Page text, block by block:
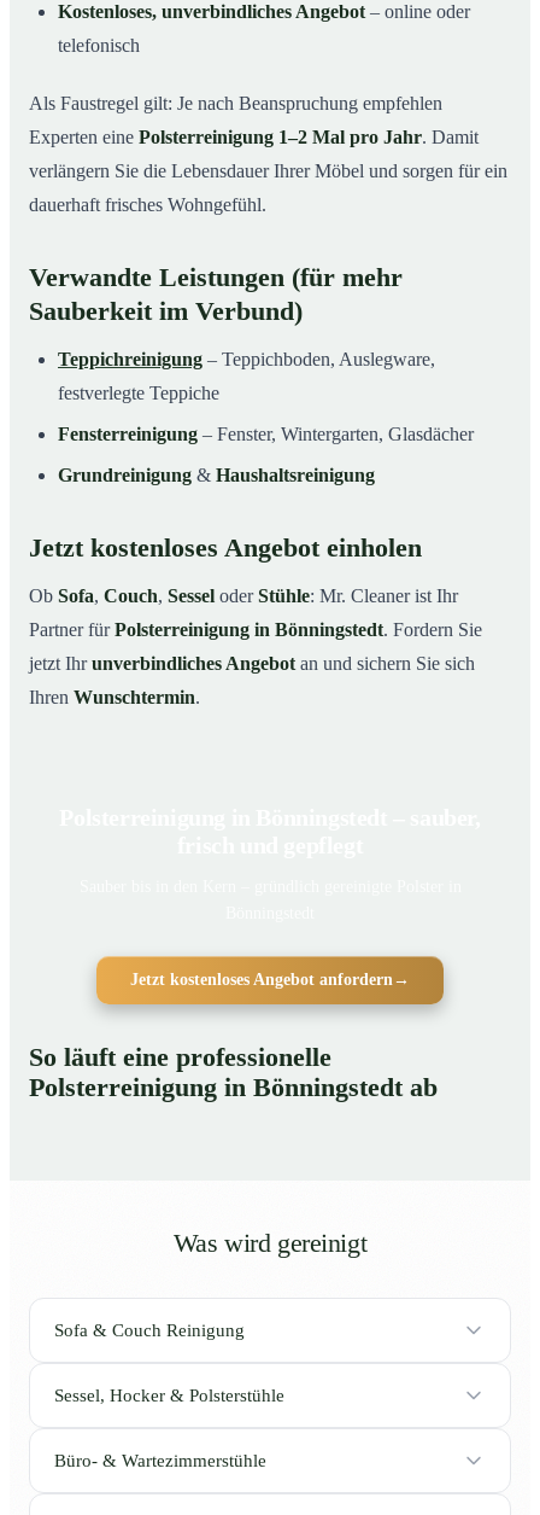
Kostenloses, unverbindliches Angebot – online oder
telefonisch
Als Faustregel gilt: Je nach Beanspruchung empfehlen
Experten eine Polsterreinigung 1–2 Mal pro Jahr. Damit
verlängern Sie die Lebensdauer Ihrer Möbel und sorgen für ein
dauerhaft frisches Wohngefühl.
Verwandte Leistungen (für mehr
Sauberkeit im Verbund)
Teppichreinigung – Teppichboden, Auslegware,
festverlegte Teppiche
Fensterreinigung – Fenster, Wintergarten, Glasdächer
Grundreinigung & Haushaltsreinigung
Jetzt kostenloses Angebot einholen
Ob Sofa, Couch, Sessel oderStühle: Mr. Cleaner ist Ihr
Partner fürPolsterreinigung in Bönningstedt. Fordern Sie
jetzt Ihrunverbindliches Angebot an und sichern Sie sich
Ihren Wunschtermin.
Jetzt kostenloses Angebot anfordern→
So läuft eine professionelle
Polsterreinigung in Bönningstedt ab
Was wird gereinigt
Sofa & Couch Reinigung
Sessel, Hocker & Polsterstühle
Büro- & Wartezimmerstühle